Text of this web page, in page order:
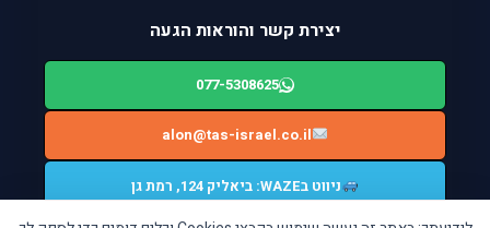
יצירת קשר והוראות הגעה
077-5308625
alon@tas-israel.co.il
ניווט בWAZE: ביאליק 124, רמת גן